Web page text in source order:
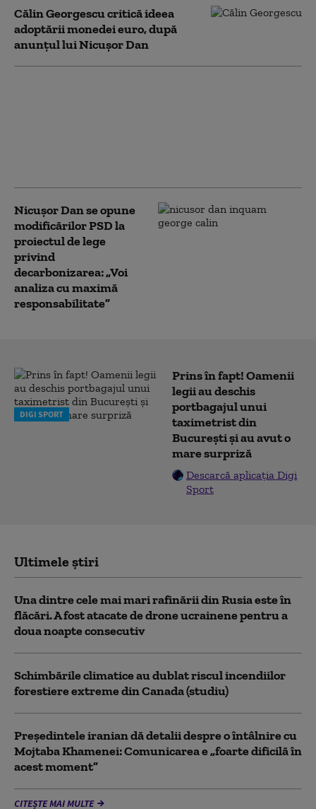
Călin Georgescu critică ideea
adoptării monedei euro, după
anunțul lui Nicușor Dan
Nicușor Dan se opune
modificărilor PSD la
proiectul de lege
privind
decarbonizarea: „Voi
analiza cu maximă
responsabilitate”
DIGI SPORT
Prins în fapt! Oamenii
legii au deschis
portbagajul unui
taximetrist din
București și au avut o
mare surpriză
Descarcă aplicația Digi
Sport
Ultimele știri
Una dintre cele mai mari rafinării din Rusia este în
flăcări. A fost atacate de drone ucrainene pentru a
doua noapte consecutiv
Schimbările climatice au dublat riscul incendiilor
forestiere extreme din Canada (studiu)
Preşedintele iranian dă detalii despre o întâlnire cu
Mojtaba Khamenei: Comunicarea e „foarte dificilă în
acest moment”
CITEȘTE MAI MULTE